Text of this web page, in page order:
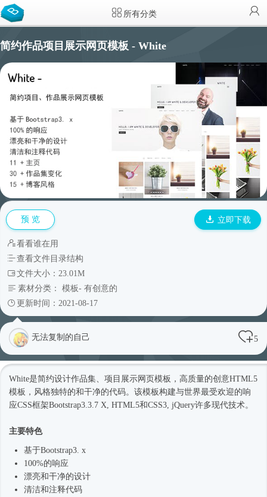
所有分类
简约作品项目展示网页模板 - White
预 览 立即下载
看看谁在用
查看文件目录结构
文件大小：23.01M
素材分类： 模板- 有创意的
更新时间：2021-08-17
无法复制的自己 5
White是简约设计作品集、项目展示网页模板 ，高质量的创意HTML5
模板 ，风格独特的和干净的代码。该模板构建与世界最受欢迎的响
应CSS框架Bootstrap3.3.7 X, HTML5和CSS3, jQuery许多现代技术。
主要特色
基于Bootstrap3. x
100%的响应
漂亮和干净的设计
清洁和注释代码